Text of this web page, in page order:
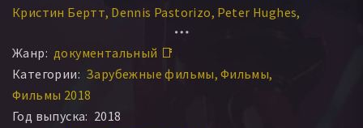
Кристин Бертт Dennis Pastorizo Peter Hughes
Alexis Anselmo
Жанр: документальный 📑
Категории: Зарубежные фильмы Фильмы
Фильмы 2018
Год выпуска: 2018